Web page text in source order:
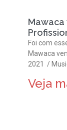
Mawaca
Foi com
Mawaca
2021 /
Veja